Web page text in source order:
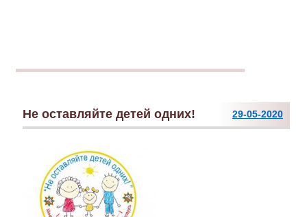
Не оставляйте детей одних! 29-05-2020